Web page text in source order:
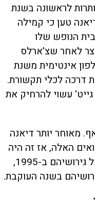
לראשונה בשנת
טען כי קמילה
הנופש שלו
לאחר שצ'ארלס
אינטימית משנת
את דרכה לכלי תקשורת.
עשוי להרחיק את
בראיון ב-1994 כי ניאף. מאוחר יותר דיאנה
האלה, אז זה היה
קצת צפוף". קמילה ובעלה הודיעו על גירושיהם ב-1995,
בשנה העוקבת.